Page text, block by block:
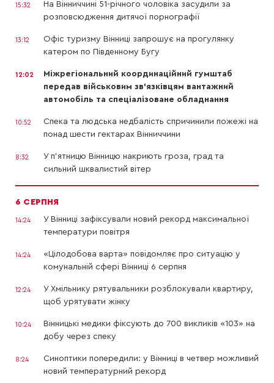
15:32
На Вінниччині 51-річного чоловіка засудили за
розповсюдження дитячої порнографії
13:12
Офіс туризму Вінниці запрошує на прогулянку
катером по Південному Бугу
12:02
Міжрегіональний координаційний гумштаб
передав військовим зв’язківцям вантажний
автомобіль та спеціалізоване обладнання
10:52
Спека та людська недбалість спричинили пожежі на
понад шести гектарах Вінниччини
8:32
У п’ятницю Вінницю накриють гроза, град та
сильний шквалистий вітер
6 СЕРПНЯ
14:24
У Вінниці зафіксували новий рекорд максимальної
температури повітря
14:24
«Цілодобова варта» повідомляє про ситуацію у
комунальній сфері Вінниці 6 серпня
12:24
У Хмільнику рятувальники розблокували квартиру,
щоб урятувати жінку
10:24
Вінницькі медики фіксують до 700 викликів «103» на
добу через спеку
8:24
Синоптики попередили: у Вінниці в четвер можливий
новий температурний рекорд